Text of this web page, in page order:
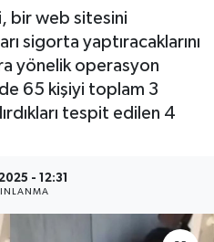
bir web sitesini
sigorta yaptıracaklarını
yönelik operasyon
65 kişiyi toplam 3
tespit edilen 4
- 12:31